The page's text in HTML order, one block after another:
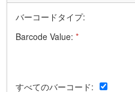
バーコードタイプ:
Barcode Value: *
すべてのバーコード: